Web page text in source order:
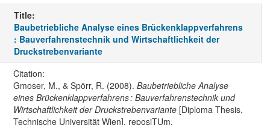
Title:
Baubetriebliche Analyse eines Brückenklappverfahrens
: Bauverfahrenstechnik und Wirtschaftlichkeit der
Druckstrebenvariante
Citation:
Gmoser, M., & Spörr, R. (2008). Baubetriebliche Analyse
eines Brückenklappverfahrens : Bauverfahrenstechnik und
Wirtschaftlichkeit der Druckstrebenvariante[Diploma Thesis,
Technische Universität Wien]. reposiTUm.